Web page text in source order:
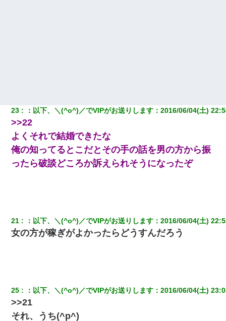
23 ： 以下、＼(^o^)／でVIPがお送りします ：2016/06/04(土)
>>22
よくそれで結婚できたな
俺の知ってるとこだとその手の話を男の方から振
ったら破談どころか訴えられそうになったぞ
21 ： 以下、＼(^o^)／でVIPがお送りします ：2016/06/04(土)
女の方が稼ぎがよかったらどうすんだろう
25 ： 以下、＼(^o^)／でVIPがお送りします ：2016/06/04(土)
>>21
それ、うち(^p^)